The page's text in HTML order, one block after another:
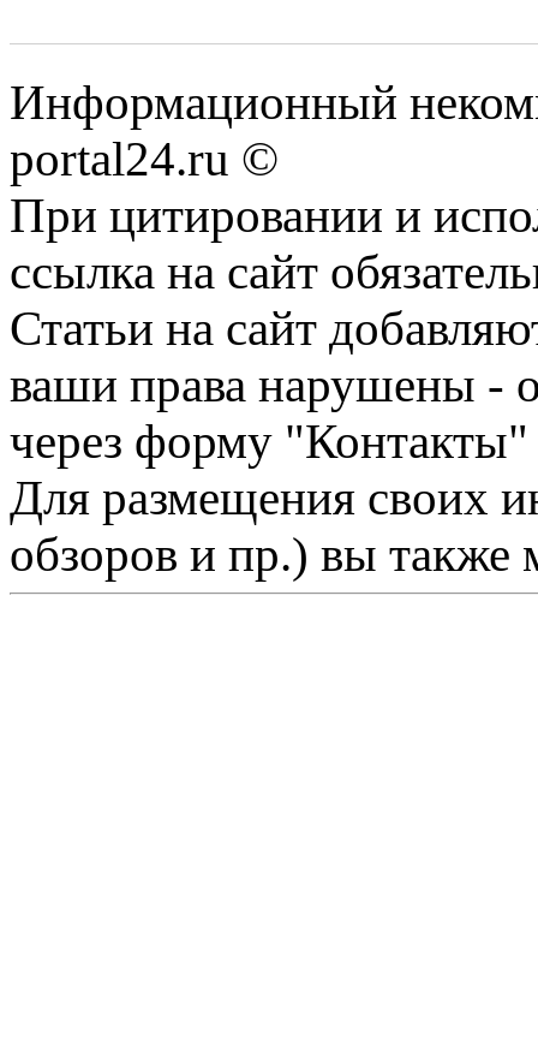
Информационный
portal24.ru ©
При цитировании и
ссылка на сайт
Статьи на сайт
ваши права нарушены -
через форму "Контакты"
Для размещения своих
обзоров и пр.) вы также